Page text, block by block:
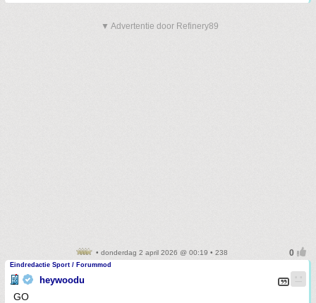
▼ Advertentie door Refinery89
• donderdag 2 april 2026 @ 00:19 • 238
Eindredactie Sport / Forummod
heywoodu
GO